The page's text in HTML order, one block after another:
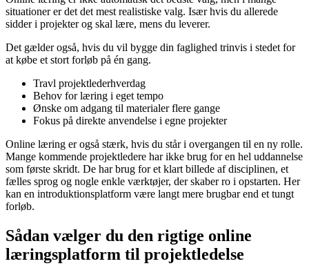
situationer er det det mest realistiske valg. Især hvis du allerede
sidder i projekter og skal lære, mens du leverer.
Det gælder også, hvis du vil bygge din faglighed trinvis i stedet for
at købe et stort forløb på én gang.
Travl projektlederhverdag
Behov for læring i eget tempo
Ønske om adgang til materialer flere gange
Fokus på direkte anvendelse i egne projekter
Online læring er også stærk, hvis du står i overgangen til en ny rolle.
Mange kommende projektledere har ikke brug for en hel uddannelse
som første skridt. De har brug for et klart billede af disciplinen, et
fælles sprog og nogle enkle værktøjer, der skaber ro i opstarten. Her
kan en introduktionsplatform være langt mere brugbar end et tungt
forløb.
Sådan vælger du den rigtige online
læringsplatform til projektledelse